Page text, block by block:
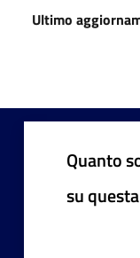
Ultimo
Quanto
su